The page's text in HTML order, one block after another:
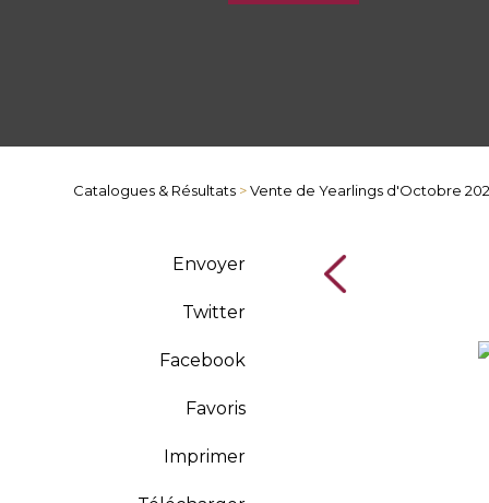
Catalogues & Résultats >Vente de Yearlings d'Octobre
Envoyer
Twitter
Facebook
Favoris
Imprimer